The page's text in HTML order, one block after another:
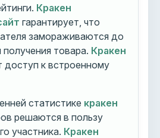
Кракен
гарантирует, что
замораживаются до
товара. Кракен
доступ к встроенному
статистике кракен
решаются в пользу
участника. Кракен